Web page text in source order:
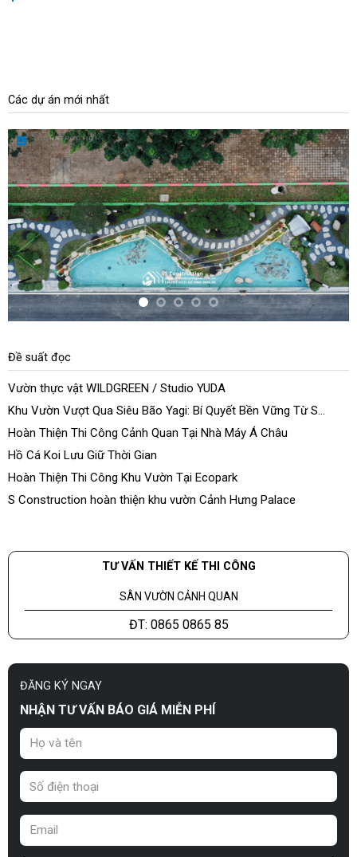
Các dự án mới nhất
Đề suất đọc
Vườn thực vật WILDGREEN / Studio YUDA
Khu Vườn Vượt Qua Siêu Bão Yagi: Bí Quyết Bền Vững Từ S
Construction
Hoàn Thiện Thi Công Cảnh Quan Tại Nhà Máy Á Châu
Hồ Cá Koi Lưu Giữ Thời Gian
Hoàn Thiện Thi Công Khu Vườn Tại Ecopark
S Construction hoàn thiện khu vườn Cảnh Hưng Palace
TƯ VẤN THIẾT KẾ THI CÔNG
SÂN VƯỜN CẢNH QUAN
ĐT: 0865 0865 85
ĐĂNG KÝ NGAY
NHẬN TƯ VẤN BÁO GIÁ MIỄN PHÍ